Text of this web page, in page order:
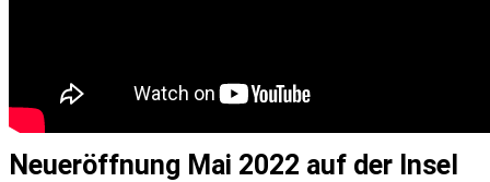
Neueröffnung Mai 2022 auf der Insel